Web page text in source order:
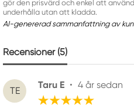
gör den prisvärd och enkel att
underhålla utan att kladda.
AI-genererad sammanfattning av
Recensioner (5)
TE
Taru E • 4 år sedan